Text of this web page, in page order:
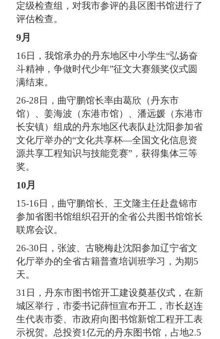
定级检查组，对我市参评的县区图书馆进行了
评估检查。
9月
16日，我馆承办的丹东地区中小学生“弘扬奋
斗精神，争做时代少年”征文大赛颁奖仪式圆
满结束。
26-28日，曲守鹏馆长率由葛欣（丹东市
馆）、姜海波（东港市馆）、潘远媛（东港市
长安镇）组成的丹东地区代表队赴沈阳参加省
文化厅举办的“文化共享杯—全国文化信息资
源共享工程知识与技能竞赛”，获得集体三等
奖。
10月
15-16日，曲守鹏馆长、王文隆主任赴盘锦市
参加省图书馆组织召开的全省公共图书馆馆长
联席会议。
26-30日，张波、古晓梅赴沈阳参加辽宁省文
化厅举办的全省古籍普查培训班学习，为期5
天。
31日，丹东市图书馆开工建设奠基仪式，在新
城区举行，市委书记薛恒宣布开工，市长赵连
生代表市委、市政府向图书馆新馆工程开工表
示祝贺。总投资1亿元的丹东图书馆，占地2.5